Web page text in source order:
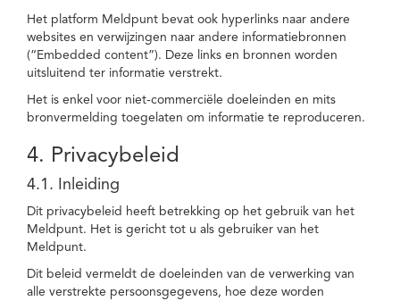
Het platform Meldpunt bevat ook hyperlinks naar andere
websites en verwijzingen naar andere informatiebronnen
(“Embedded content”). Deze links en bronnen worden
uitsluitend ter informatie verstrekt.
Het is enkel voor niet-commerciële doeleinden en mits
bronvermelding toegelaten om informatie te reproduceren.
4. Privacybeleid
4.1. Inleiding
Dit privacybeleid heeft betrekking op het gebruik van het
Meldpunt. Het is gericht tot u als gebruiker van het
Meldpunt.
Dit beleid vermeldt de doeleinden van de verwerking van
alle verstrekte persoonsgegevens, hoe deze worden